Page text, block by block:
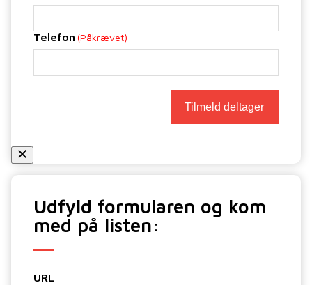
Telefon (Påkrævet)
Udfyld formularen og kom
med på listen:
URL